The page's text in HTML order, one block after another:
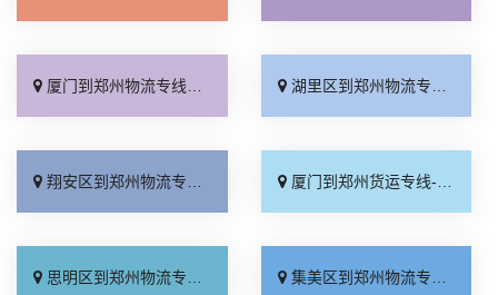
厦门到郑州物流专线_准时到货「计费标准」 湖里区到郑州物流专线_限时必达「准时到货」
翔安区到郑州物流专线_保证时效「直达不中转」 厦门到郑州货运专线-厦门到郑州物流公司_专线直达「每日发车」
思明区到郑州物流专线_收费介绍「送货上门」 集美区到郑州物流专线_直发全境「价格透明」